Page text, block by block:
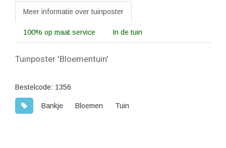
Meer informatie over tuinposter
100% op maat service In de tuin
Tuinposter 'Bloementuin'
Bestelcode: 1356
Bankje Bloemen Tuin